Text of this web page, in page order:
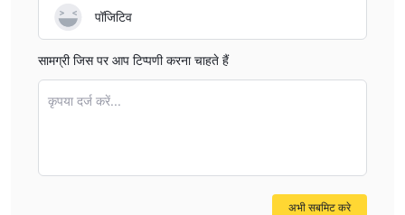
पॉजिटिव
सामग्री जिस पर आप टिप्पणी करना चाहते हैं
कृपया दर्ज करें...
अभी सबमिट करे